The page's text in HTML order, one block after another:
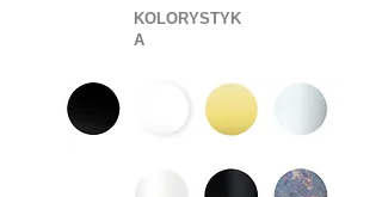
KOLORYSTYK
A